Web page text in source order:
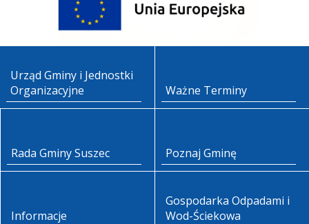
Urząd Gminy i Jednostki
Organizacyjne
Ważne Terminy
Rada Gminy Suszec Poznaj Gminę
Informacje
Gospodarka Odpadami i
Wod-Ściekowa